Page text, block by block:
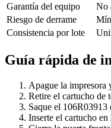
Garantía del equipo
No
Riesgo de derrame
Consistencia por lote
Guía rápida de
Apague la impresora
Retire el cartucho de
Saque el 106R03913
Inserte el cartucho en